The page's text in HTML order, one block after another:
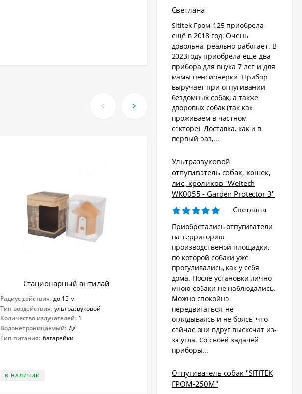
Стационарный антилай
Радиус действия: до 15 м
Тип воздействия: ультразвуковой
Количество излучателей: 1
Водонепроницаемый: Да
Тип питания: батарейки
В НАЛИЧИИ
Ультразвуковой стационарный
антилай "HKS99"
Радиус действия: до 15 м
Тип воздействия: ультразвуковой
Количество излучателей: 1
Водонепроницаемый: Да
Тип питания:
В НАЛИЧИИ
Светлана
Sititek Гром-125 приобрела
ещё в 2018 год. Очень
довольна, реально работает. В
2023году приобрела ещё два
прибора для внука 7 лет и для
мамы пенсионерки. Прибор
выручает при отпугивании
бездомных собак, а также
дворовых собак (так как
проживаем в частном
секторе). Доставка, как и в
первый раз,...
Ультразвуковой
отпугиватель собак, кошек,
лис, кроликов "Weitech
WK0055 - Garden Protector 3"
Светлана
Приобретались отпугиватели
на территорию
производственой площадки,
по которой собаки уже
прогуливались, как у себя
дома. После установки лично
мною собаки не наблюдались.
Можно спокойно
передвигаться, не
оглядываясь и не боясь, что
сейчас они вдруг выскочат из-
за угла. Со своей задачей
приборы...
Отпугиватель собак "SITITEK
ГРОМ-250М"